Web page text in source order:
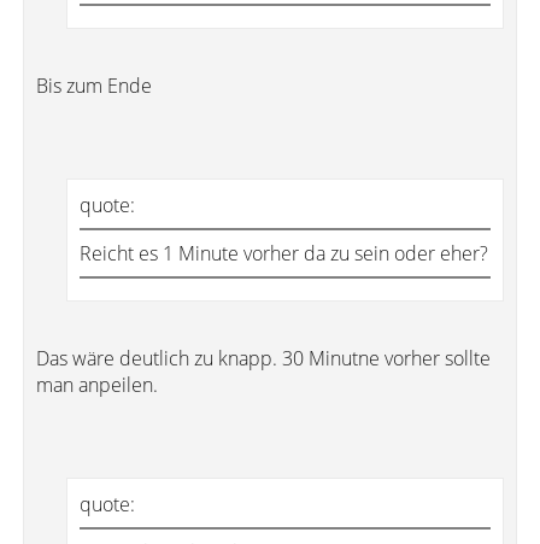
Bis zum Ende
quote:
Reicht es 1 Minute vorher da zu sein oder eher?
Das wäre deutlich zu knapp. 30 Minutne vorher sollte
man anpeilen.
quote: